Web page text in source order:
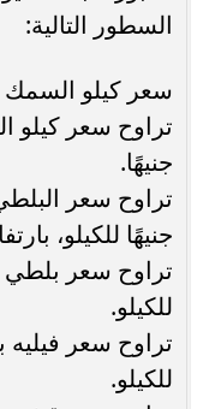
السطور التالية:
سعر كيلو السمك
جنيهًا.
جنيهًا للكيلو،
للكيلو.
للكيلو.